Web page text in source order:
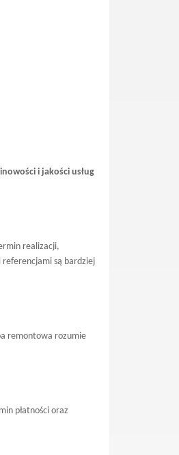
i jakości usług
realizacji,
referencjami są bardziej
remontowa rozumie
płatności oraz